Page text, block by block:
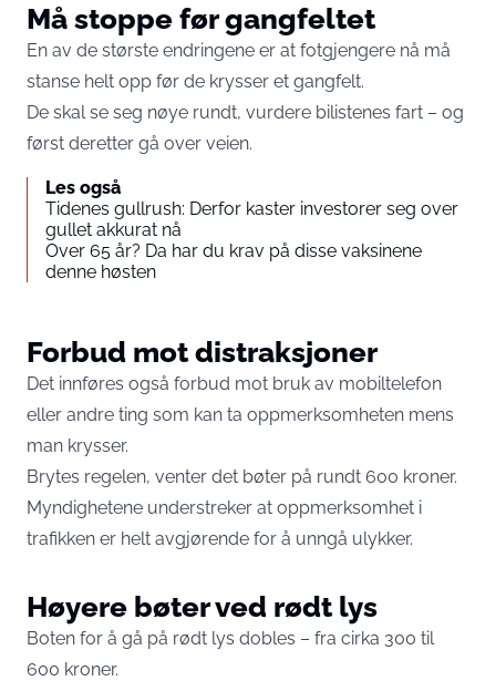
Må stoppe før gangfeltet
En av de største endringene er at fotgjengere nå må
stanse helt opp før de krysser et gangfelt.
De skal se seg nøye rundt, vurdere bilistenes fart – og
først deretter gå over veien.
Les også
Tidenes gullrush: Derfor kaster investorer seg over
gullet akkurat nå
Over 65 år? Da har du krav på disse vaksinene
denne høsten
Forbud mot distraksjoner
Det innføres også forbud mot bruk av mobiltelefon
eller andre ting som kan ta oppmerksomheten mens
man krysser.
Brytes regelen, venter det bøter på rundt 600 kroner.
Myndighetene understreker at oppmerksomhet i
trafikken er helt avgjørende for å unngå ulykker.
Høyere bøter ved rødt lys
Boten for å gå på rødt lys dobles – fra cirka 300 til
600 kroner.